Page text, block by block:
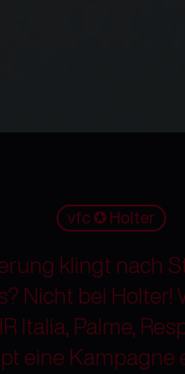
vfc ✪ Holter
klingt nach
Nicht bei Holter!
Italia, Palme,
eine Kampagne